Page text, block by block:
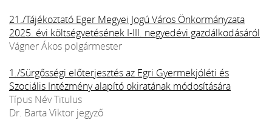
21./Tájékoztató Eger Megyei Jogú Város Önkormányzata
2025. évi költségvetésének I-III. negyedévi gazdálkodásáról
Vágner Ákos polgármester
1./Sürgősségi előterjesztés az Egri Gyermekjóléti és
Szociális Intézmény alapító okiratának módosítására
Típus Név Titulus
Dr. Barta Viktor jegyző